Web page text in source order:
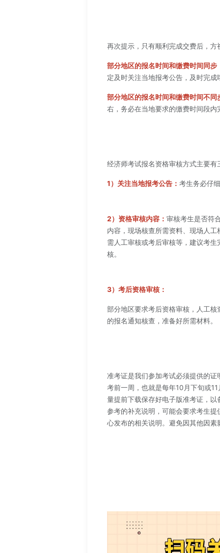
再次提示，只有顺利完成交费后，
部分地区的报名时间和缴费时间同步
定及时关注当地报考公告，及时完成
部分地区的报名时间和缴费时间不同
右，务必在当地要求的缴费时间段
经济师考试报名资格审核方式主要
1）关注当地报考公告： 考生务必仔
2）资格审核内容： 审核考生是否符
内容，现场核查所需资料、现场人
需人工审核或考后审核等，建议考
核。
3）考后资格审核：
部分地区要求考后资格审核，人工
的报名通知核查，准备好所需材料。
准考证是我们参加考试必须提供的
考前一周，也就是每年10月下旬或
量提前下载保存好电子版准考证，
参考的补充说明，可能会要求考生
心发布的相关说明。避免因其他因素